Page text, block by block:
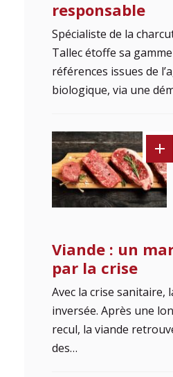
responsable
Spécialiste de la
Tallec étoffe sa
références issues de
biologique, via une
Viande : un
par la crise
Avec la crise sanitaire,
inversée. Après une
recul, la viande
des…